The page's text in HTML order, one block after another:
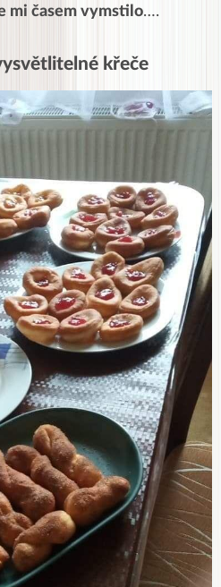
mi časem vymstilo….
křeče